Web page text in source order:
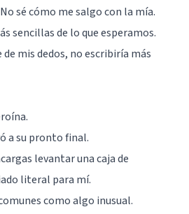
sé cómo me salgo con la mía.
sencillas de lo que esperamos.
mis dedos, no escribiría más
a su pronto final.
levantar una caja de
literal para mí.
como algo inusual.